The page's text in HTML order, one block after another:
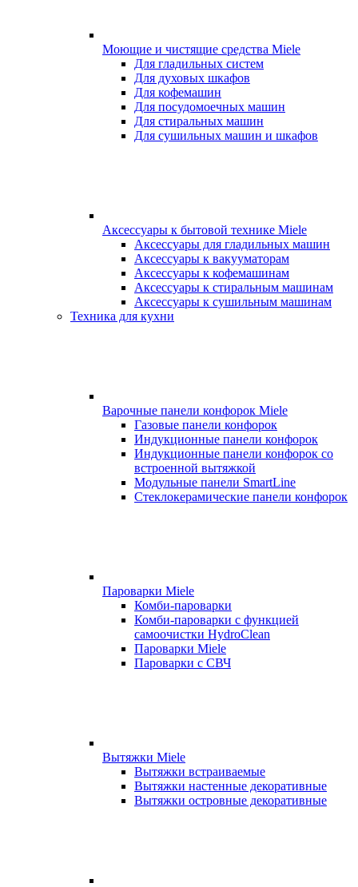
Моющие и чистящие средства Miele
Для гладильных систем
Для духовых шкафов
Для кофемашин
Для посудомоечных машин
Для стиральных машин
Для сушильных машин и шкафов
Аксессуары к бытовой технике Miele
Аксессуары для гладильных машин
Аксессуары к вакууматорам
Аксессуары к кофемашинам
Аксессуары к стиральным машинам
Аксессуары к сушильным машинам
Техника для кухни
Варочные панели конфорок Miele
Газовые панели конфорок
Индукционные панели конфорок
Индукционные панели конфорок со
встроенной вытяжкой
Модульные панели SmartLine
Стеклокерамические панели конфорок
Пароварки Miele
Комби-пароварки
Комби-пароварки с функцией
самоочистки HydroClean
Пароварки Miele
Пароварки с СВЧ
Вытяжки Miele
Вытяжки встраиваемые
Вытяжки настенные декоративные
Вытяжки островные декоративные